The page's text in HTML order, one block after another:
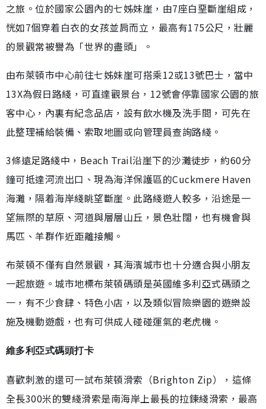
之旅。位於國家公園內的七姊妹崖，由7座白堊斷崖組成，
恍如7個穿着白衣的女孩並肩而立，最高有175公尺，壯麗
的景觀常被譽為「世界的盡頭」。
由布萊頓市中心前往七姊妹崖可搭乘12或13號巴士，當中
13X為假日路綫，可直達觀景台，12號會停靠國家公園的旅
客中心，內裏有紀念品店，設有飲水機及洗手間，可先在
此整理補給裝備、索取地圖或向管理員查詢路綫。
3條遠足路綫中，Beach Trail沿崖下的沙灘徒步，約60分
鐘可抵達河流出口、現為海洋保護區的Cuckmere Haven
海灘，隔着海岸綫眺望斷崖。此路綫遊人較多，沿途是一
望無際的草原、河道與層層山丘，景色壯闊，也有機會與
馬匹、羊群作近距離接觸。
布萊頓不僅有自然景觀，其海濱城市也十分適合與小朋友
一起旅遊。城市地標布萊頓碼頭是英國維多利亞式碼頭之
一，有不少食肆、特色小店，以及類似冒險樂園的遊樂設
施及機動遊戲，也有可供成人碰碰運氣的老虎機。
維多利亞式碼頭打卡
喜歡刺激的還可一試布萊頓滑索（Brighton Zip），這條
全長300米的雙綫滑索是南海岸上最長的拉鍊綫滑索，最高